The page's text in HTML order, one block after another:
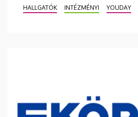
HALLGATÓK INTÉZMÉNYI YOUDAY